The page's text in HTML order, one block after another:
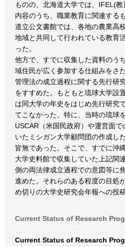
ものの、北海道大学では、IFEL(
内容のうち、職業教育に関連する
道立公文書館では、各地の農業高
地域と共同して行われている教育
った。
他方で、すでに収集した資料のう
域住民が広く参加する仕組みをさ
管理法の成立過程に関する先行研
をすすめた。もともと琉球大学設
は同大学の年史をはじめ先行研究
てこなかった。特に、当時の琉球
USCAR（米国民政府）や運営面
いたミシガン大学顧問団の作成し
皆無であった。そこで、すでに沖
大学史料館で収集していた上記関
側の両法律成立過程での意図等に
進めた。それらのある程度の目処
め切りの大学史研究会年報への投
Current Status of Research
Current Status of Research